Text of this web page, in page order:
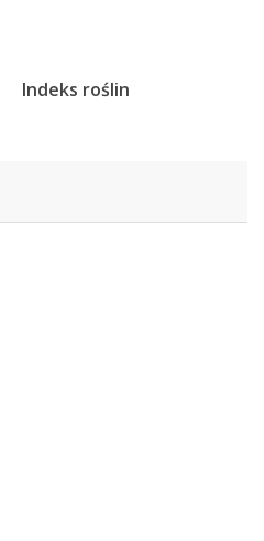
Indeks roślin